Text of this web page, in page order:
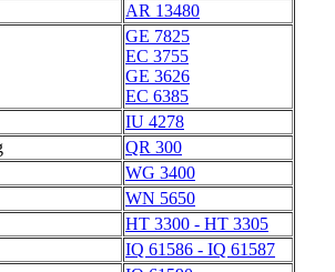
AR 13480
GE 7825
EC 3755
GE 3626
EC 6385
IU 4278
QR 300
WG 3400
WN 5650
HT 3300 - HT 3305
IQ 61586 - IQ 61587